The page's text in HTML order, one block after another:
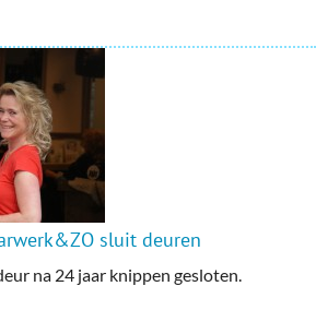
sluit deuren
na 24 jaar knippen gesloten.